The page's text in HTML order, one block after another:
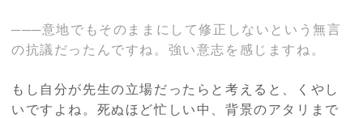
───意地でもそのままにして修正しないという無言
の抗議だったんですね。強い意志を感じますね。
もし自分が先生の立場だったらと考えると、くやし
いですよね。死ぬほど忙しい中、背景のアタリまで